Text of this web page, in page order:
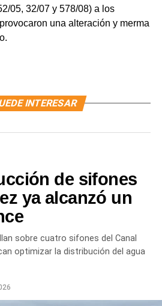
05, 32/07 y 578/08) a los
una alteración y merma
INTERESAR
de sifones
ya alcanzó un
sobre cuatro sifones del Canal
optimizar la distribución del agua